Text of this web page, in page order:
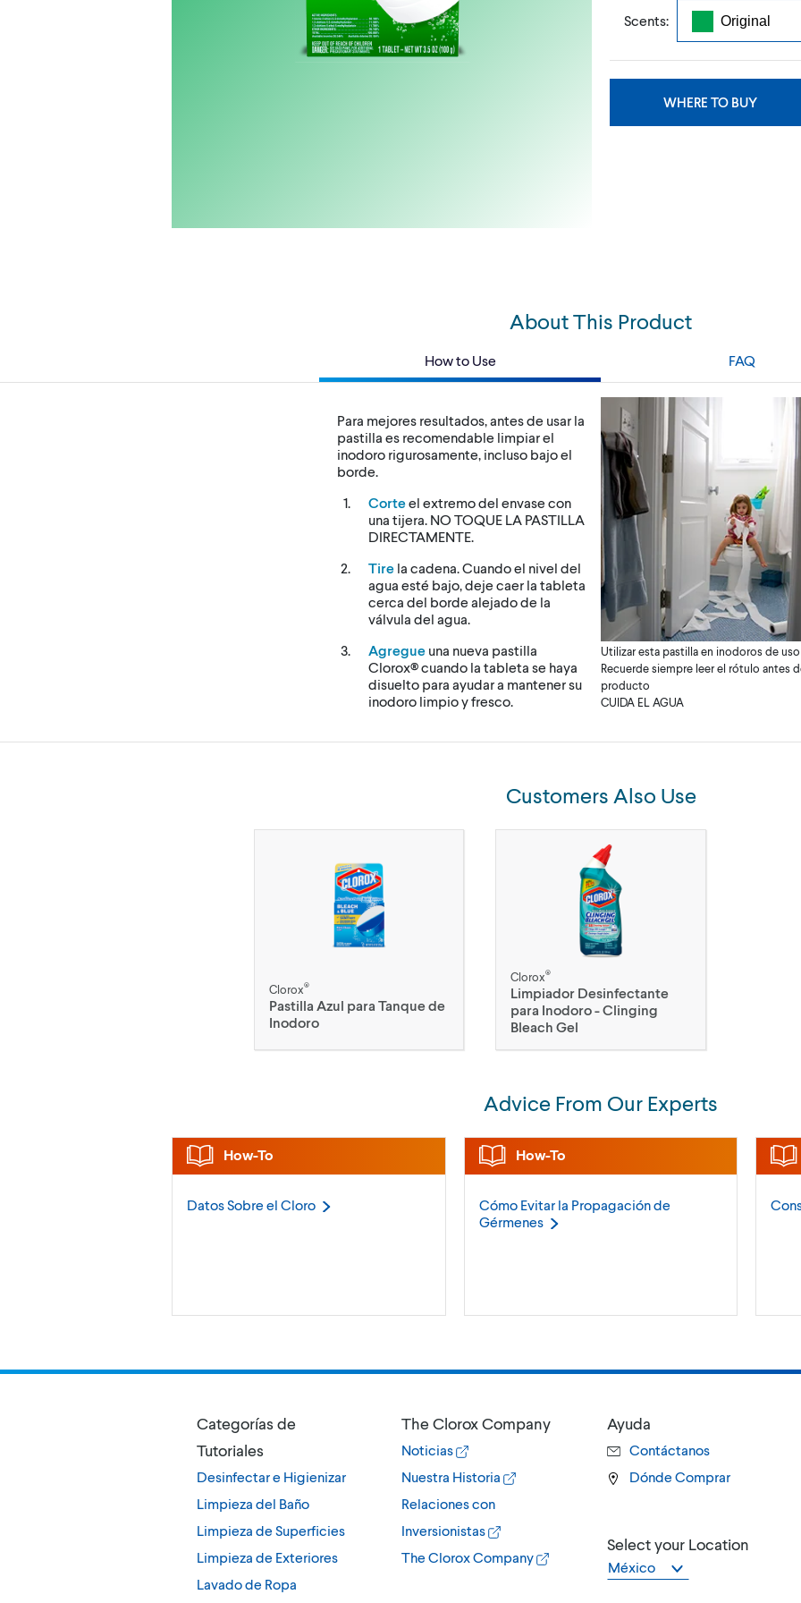
Scents:
WHERE TO BUY
About This Product
How to Use FAQ
Para mejores resultados, antes de usar la
pastilla es recomendable limpiar el
inodoro rigurosamente, incluso bajo el
borde.
Corteel extremo del envase con
una tijera. NO TOQUE LA PASTILLA
DIRECTAMENTE.
Tire la cadena. Cuando el nivel del
agua esté bajo, deje caer la tableta
cerca del borde alejado de la
válvula del agua.
Agregue una nueva pastilla
Clorox® cuando la tableta se haya
disuelto para ayudar a mantener su
inodoro limpio y fresco.
Utilizar esta pastilla en inodoros de uso
Recuerde siempre leer el rótulo antes
producto
CUIDA EL AGUA
Customers Also Use
Clorox®
Pastilla Azul para Tanque de
Inodoro
Clorox®
Limpiador Desinfectante
para Inodoro - Clinging
Bleach Gel
Advice From Our Experts
How-To
Datos Sobre el Cloro
How-To
Cómo Evitar la Propagación de
Gérmenes
Categorías de
Tutoriales
Desinfectar e Higienizar
Limpieza del Baño
Limpieza de Superficies
Limpieza de Exteriores
Lavado de Ropa
The Clorox Company
Noticias
Nuestra Historia
Relaciones con
Inversionistas
The Clorox Company
Ayuda
Contáctanos
Dónde Comprar
Select your Location
México